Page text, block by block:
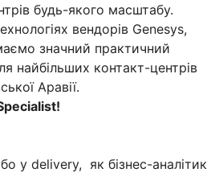
будь-якого масштабу.
вендорів Genesys,
значний практичний
найбільших контакт-центрів
Аравії.
у delivery, як бізнес-аналітик